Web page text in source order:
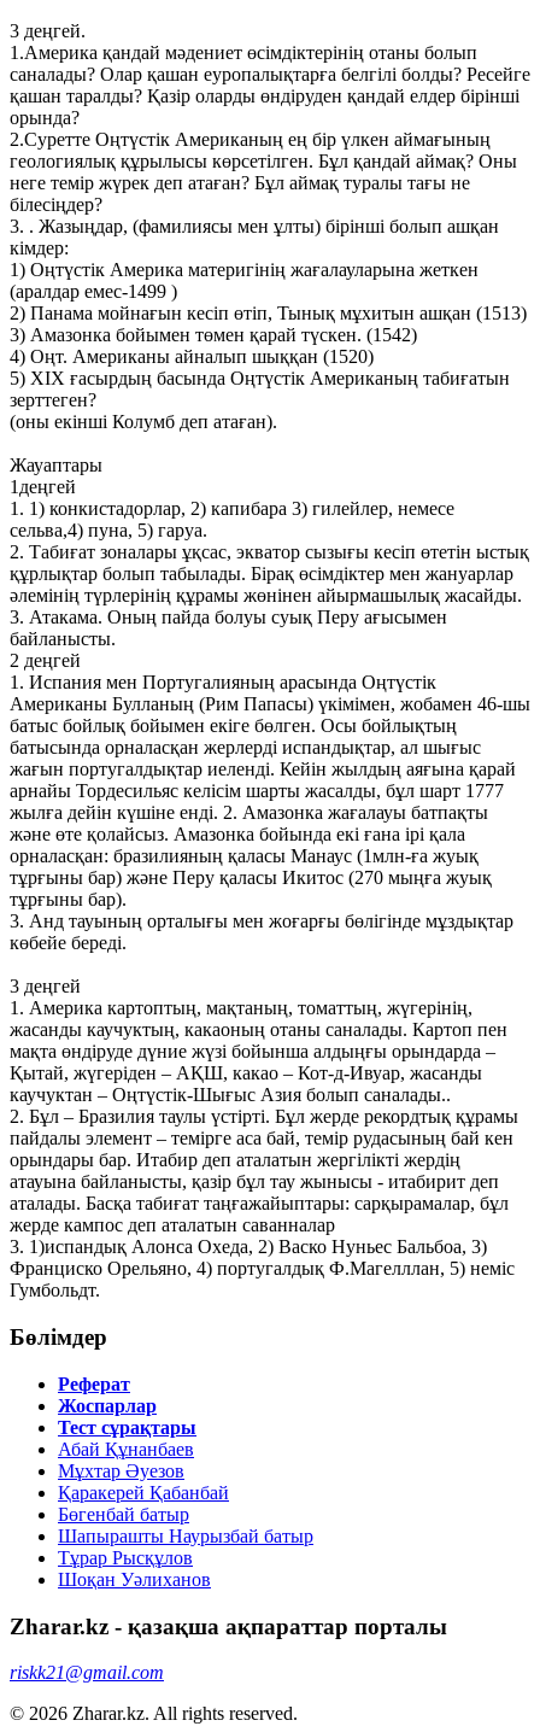
3 деңгей.
1.Америка қандай мәдениет өсімдіктерінің отаны болып
саналады? Олар қашан еуропалықтарға белгілі болды? Ресейге
қашан таралды? Қазір оларды өндіруден қандай елдер бірінші
орында?
2.Суретте Оңтүстік Американың ең бір үлкен аймағының
геологиялық құрылысы көрсетілген. Бұл қандай аймақ? Оны
неге темір жүрек деп атаған? Бұл аймақ туралы тағы не
білесіңдер?
3. . Жазыңдар, (фамилиясы мен ұлты) бірінші болып ашқан
кімдер:
1) Оңтүстік Америка материгінің жағалауларына жеткен
(аралдар емес-1499 )
2) Панама мойнағын кесіп өтіп, Тынық мұхитын ашқан (1513)
3) Амазонка бойымен төмен қарай түскен. (1542)
4) Оңт. Американы айналып шыққан (1520)
5) XIX ғасырдың басында Оңтүстік Американың табиғатын
зерттеген?
(оны екінші Колумб деп атаған).
Жауаптары
1деңгей
1. 1) конкистадорлар, 2) капибара 3) гилейлер, немесе
сельва,4) пуна, 5) гаруа.
2. Табиғат зоналары ұқсас, экватор сызығы кесіп өтетін ыстық
құрлықтар болып табылады. Бірақ өсімдіктер мен жануарлар
әлемінің түрлерінің құрамы жөнінен айырмашылық жасайды.
3. Атакама. Оның пайда болуы суық Перу ағысымен
байланысты.
2 деңгей
1. Испания мен Португалияның арасында Оңтүстік
Американы Булланың (Рим Папасы) үкімімен, жобамен 46-шы
батыс бойлық бойымен екіге бөлген. Осы бойлықтың
батысында орналасқан жерлерді испандықтар, ал шығыс
жағын португалдықтар иеленді. Кейін жылдың аяғына қарай
арнайы Тордесильяс келісім шарты жасалды, бұл шарт 1777
жылға дейін күшіне енді. 2. Амазонка жағалауы батпақты
және өте қолайсыз. Амазонка бойында екі ғана ірі қала
орналасқан: бразилияның қаласы Манаус (1млн-ға жуық
тұрғыны бар) және Перу қаласы Икитос (270 мыңға жуық
тұрғыны бар).
3. Анд тауының орталығы мен жоғарғы бөлігінде мұздықтар
көбейе береді.
3 деңгей
1. Америка картоптың, мақтаның, томаттың, жүгерінің,
жасанды каучуктың, какаоның отаны саналады. Картоп пен
мақта өндіруде дүние жүзі бойынша алдыңғы орындарда –
Қытай, жүгеріден – АҚШ, какао – Кот-д-Ивуар, жасанды
каучуктан – Оңтүстік-Шығыс Азия болып саналады..
2. Бұл – Бразилия таулы үстірті. Бұл жерде рекордтық құрамы
пайдалы элемент – темірге аса бай, темір рудасының бай кен
орындары бар. Итабир деп аталатын жергілікті жердің
атауына байланысты, қазір бұл тау жынысы - итабирит деп
аталады. Басқа табиғат таңғажайыптары: сарқырамалар, бұл
жерде кампос деп аталатын саванналар
3. 1)испандық Алонса Охеда, 2) Васко Нуньес Бальбоа, 3)
Франциско Орельяно, 4) португалдық Ф.Магелллан, 5) неміс
Гумбольдт.
Бөлімдер
Реферат
Жоспарлар
Тест сұрақтары
Абай Құнанбаев
Мұхтар Әуезов
Қаракерей Қабанбай
Бөгенбай батыр
Шапырашты Наурызбай батыр
Тұрар Рысқұлов
Шоқан Уәлиханов
Zharar.kz - қазақша ақпараттар порталы
riskk21@gmail.com
© 2026 Zharar.kz. All rights reserved.